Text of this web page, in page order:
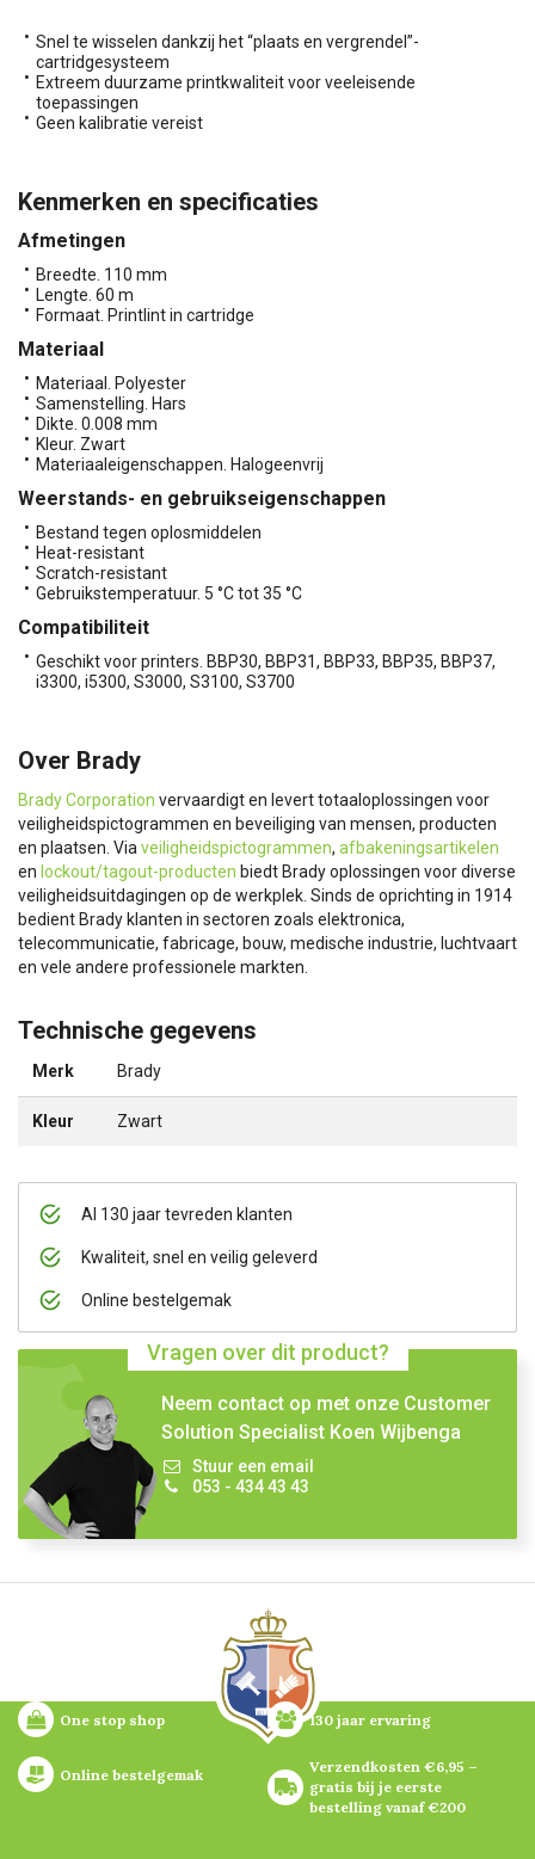
Al 130 jaar tevreden klanten
Kwaliteit, snel en veilig geleverd
Online bestelgemak
Vragen over dit product?
Neem contact op met onze Customer
Solution Specialist Koen Wijbenga
Stuur een email
053 - 434 43 43
Snel te wisselen dankzij het “plaats en vergrendel”-
cartridgesysteem
Extreem duurzame printkwaliteit voor veeleisende
toepassingen
Geen kalibratie vereist
Kenmerken en specificaties
Afmetingen
Breedte. 110 mm
Lengte. 60 m
Formaat. Printlint in cartridge
Materiaal
Materiaal. Polyester
Samenstelling. Hars
Dikte. 0.008 mm
Kleur. Zwart
Materiaaleigenschappen. Halogeenvrij
Weerstands- en gebruikseigenschappen
Bestand tegen oplosmiddelen
Heat-resistant
Scratch-resistant
Gebruikstemperatuur. 5 °C tot 35 °C
Compatibiliteit
Geschikt voor printers. BBP30, BBP31, BBP33, BBP35, BBP37,
i3300, i5300, S3000, S3100, S3700
Over Brady
Brady Corporation vervaardigt en levert totaaloplossingen voor
veiligheidspictogrammen en beveiliging van mensen, producten
en plaatsen. Via veiligheidspictogrammen, afbakeningsartikelen
en lockout/tagout-producten biedt Brady oplossingen voor diverse
veiligheidsuitdagingen op de werkplek. Sinds de oprichting in 1914
bedient Brady klanten in sectoren zoals elektronica,
telecommunicatie, fabricage, bouw, medische industrie, luchtvaart
en vele andere professionele markten.
Technische gegevens
Merk Brady
Kleur Zwart
One stop shop 130 jaar ervaring
Online bestelgemak
Verzendkosten €6,95 –
gratis bij je eerste
bestelling vanaf €200